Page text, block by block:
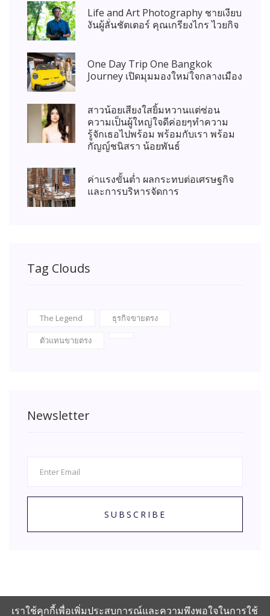
Life and Art Photography ชายเงียบ
งันผู้ลั่นชัตเตอร์ คุณเกรียงไกร ไวยกิจ
One Day Trip One Bangkok
Journey เปิดมุมมองใหม่ใจกลางเมือง
สาวน้อยเสียงใสยิ้มหวานแต่ซ่อน
ความเป็นผู้ใหญ่ใจดีค่อยๆทำความ
รู้จักเธอไปพร้อม พร้อมกับเรา พร้อม
กัญญ์ชนิสรา น้อยพันธ์
ค่าแรงขั้นต่ำ ผลกระทบต่อเศรษฐกิจ
และการบริหารจัดการ
Tag Clouds
The Legend ธุรกิจขายตรง
ตัวแทนขายตรง
Newsletter
SUBSCRIBE
เราใช้คุกกี้เพื่อเพิ่มประสบการณ์และความพึงพอใจในการใช้